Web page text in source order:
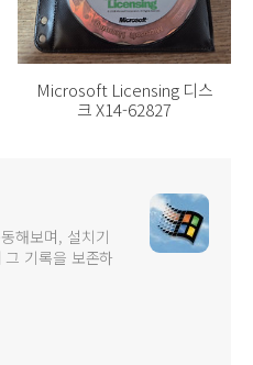
Microsoft Licensing 디스
크 X14-62827
해보며, 설치기
기록을 보존하